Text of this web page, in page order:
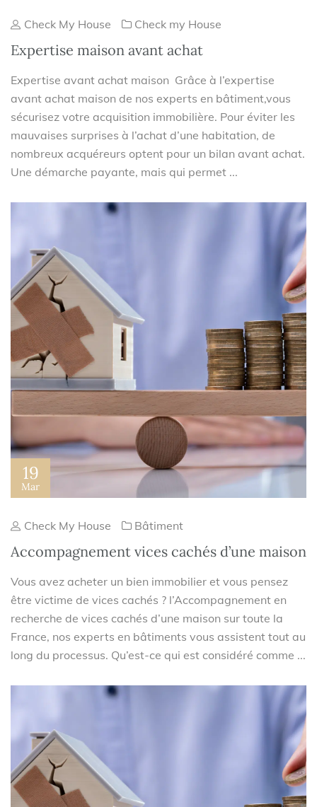
Check My House Check my House
Expertise maison avant achat
Expertise avant achat maison Grâce à l’expertise
avant achat maison de nos experts en bâtiment,vous
sécurisez votre acquisition immobilière. Pour éviter les
mauvaises surprises à l’achat d’une habitation, de
nombreux acquéreurs optent pour un bilan avant achat.
Une démarche payante, mais qui permet ...
19
Mar
Check My House Bâtiment
Accompagnement vices cachés d’une maison
Vous avez acheter un bien immobilier et vous pensez
être victime de vices cachés ? l’Accompagnement en
recherche de vices cachés d’une maison sur toute la
France, nos experts en bâtiments vous assistent tout au
long du processus. Qu’est-ce qui est considéré comme ...